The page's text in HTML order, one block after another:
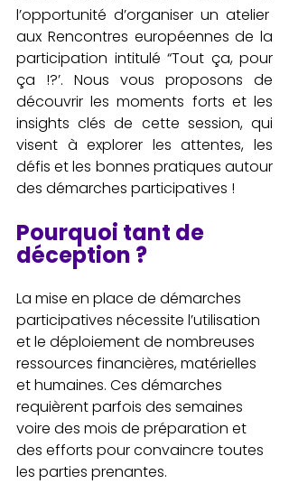
l’opportunité d’organiser un atelier
aux Rencontres européennes de la
participation intitulé “Tout ça, pour
ça !?’. Nous vous proposons de
découvrir les moments forts et les
insights clés de cette session, qui
visent à explorer les attentes, les
défis et les bonnes pratiques autour
des démarches participatives !
Pourquoi tant de
déception ?
La mise en place de démarches
participatives nécessite l’utilisation
et le déploiement de nombreuses
ressources financières, matérielles
et humaines. Ces démarches
requièrent parfois des semaines
voire des mois de préparation et
des efforts pour convaincre toutes
les parties prenantes.